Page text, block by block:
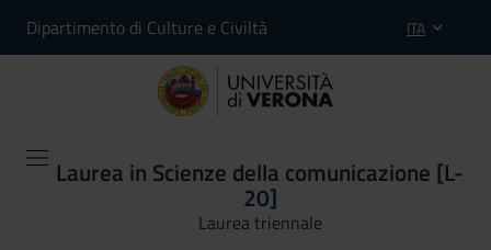
Dipartimento di Culture e Civiltà ITA
Laurea in Scienze della comunicazione [L-
20]
Laurea triennale